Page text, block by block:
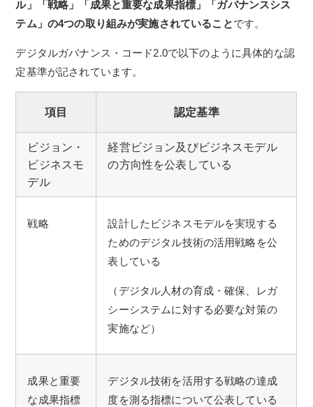
ル」「戦略」「成果と重要な成果指標」「ガバナンスシス
テム」の4つの取り組みが実施されていることです。
デジタルガバナンス・コード2.0で以下のように具体的な認
定基準が記されています。
項目 認定基準
ビジョン・
ビジネスモ
デル
経営ビジョン及びビジネスモデル
の方向性を公表している
戦略
設計したビジネスモデルを実現する
ためのデジタル技術の活用戦略を公
表している
（デジタル人材の育成・確保、レガ
シーシステムに対する必要な対策の
実施など）
成果と重要
な成果指標
デジタル技術を活用する戦略の達成
度を測る指標について公表している